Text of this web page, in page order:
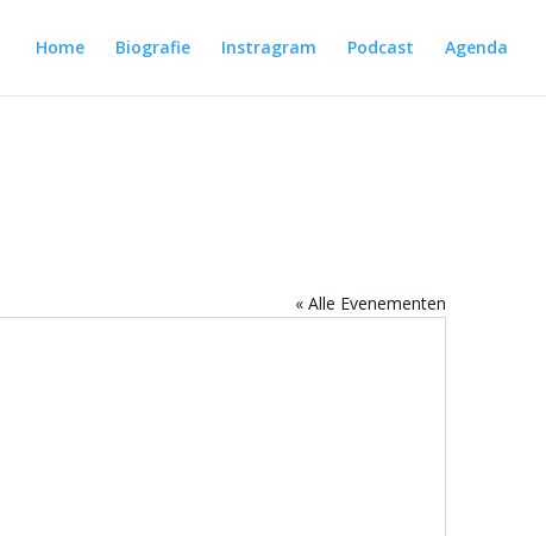
Home Biografie Instragram Podcast Agenda
« Alle Evenementen